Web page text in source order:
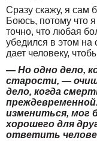
Сразу скажу, я сам
Боюсь, потому что
точно, что любая
убедился в этом
дает человеку,
— Но одно дело,
старости, —
дело, когда
измениться, мог
хорошего для
ответить